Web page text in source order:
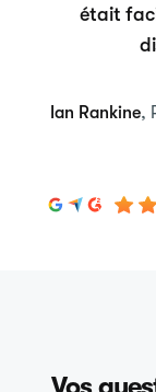
était
Ian Rankine,